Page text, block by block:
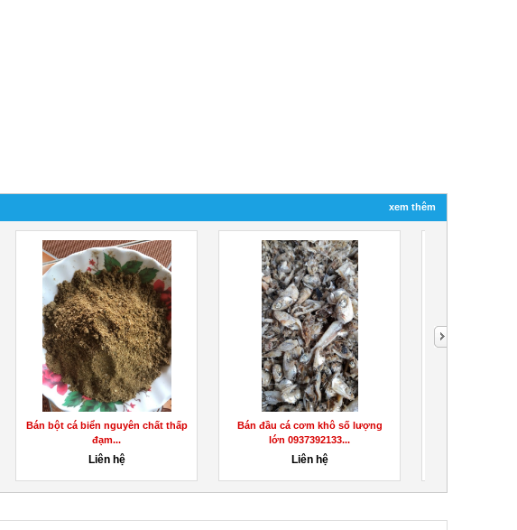
xem thêm
Bán bột cá biển nguyên chất thấp
đạm...
Liên hệ
Bán đầu cá cơm khô số lượng
lớn 0937392133...
Liên hệ